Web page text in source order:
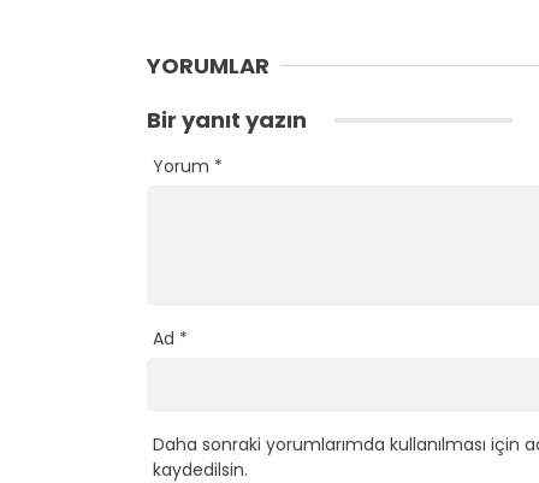
YORUMLAR
Bir yanıt yazın
Yorum *
Ad *
Daha sonraki yorumlarımda kullanılması
kaydedilsin.